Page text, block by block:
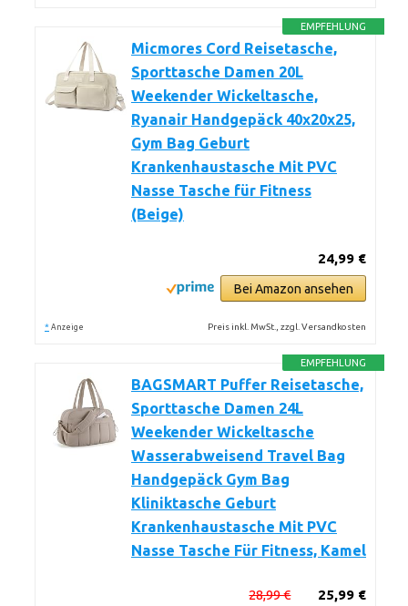
EMPFEHLUNG
Micmores Cord Reisetasche,
Sporttasche Damen 20L
Weekender Wickeltasche,
Ryanair Handgepäck 40x20x25,
Gym Bag Geburt
Krankenhaustasche Mit PVC
Nasse Tasche für Fitness
(Beige)
24,99 €
Bei Amazon ansehen
* Anzeige Preis inkl. MwSt., zzgl. Versandkosten
EMPFEHLUNG
BAGSMART Puffer Reisetasche,
Sporttasche Damen 24L
Weekender Wickeltasche
Wasserabweisend Travel Bag
Handgepäck Gym Bag
Kliniktasche Geburt
Krankenhaustasche Mit PVC
Nasse Tasche Für Fitness, Kamel
25,99 €
28,99 €